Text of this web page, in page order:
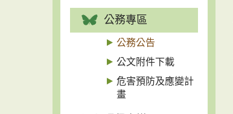
公務專區
公務公告
公文附件下載
危害預防及應變計
畫